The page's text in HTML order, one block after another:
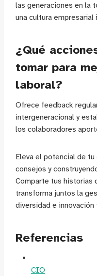
las generaciones en la
una cultura empresarial
¿Qué
tomar para
laboral?
Ofrece feedback
intergeneracional y
los colaboradores
Eleva el potencial de
consejos y
Comparte tus historias
transforma juntos la
diversidad e
Referencias
CIO